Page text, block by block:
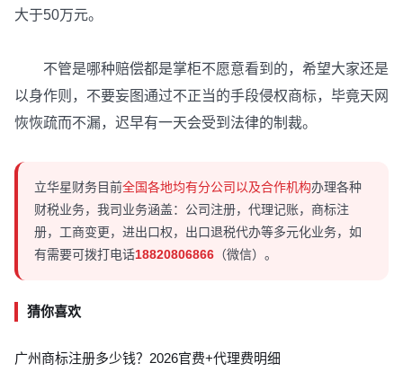
大于50万元。
不管是哪种赔偿都是掌柜不愿意看到的，希望大家还是
以身作则，不要妄图通过不正当的手段侵权商标，毕竟天网
恢恢疏而不漏，迟早有一天会受到法律的制裁。
立华星财务目前全国各地均有分公司以及合作机构办理各种
财税业务，我司业务涵盖：公司注册，代理记账，商标注
册，工商变更，进出口权，出口退税代办等多元化业务，如
有需要可拨打电话18820806866 （微信）。
猜你喜欢
广州商标注册多少钱？2026官费+代理费明细